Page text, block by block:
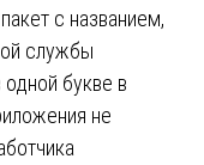
с названием,
службы
букве в
не